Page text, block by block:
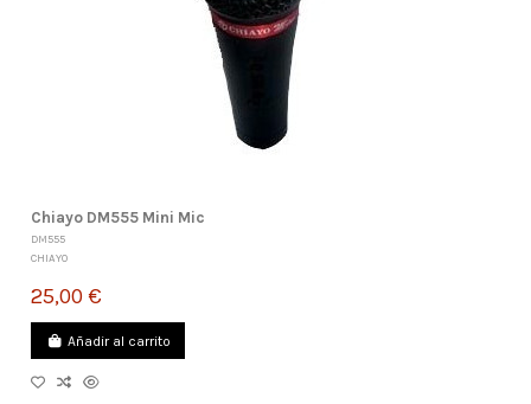
Chiayo DM555 Mini Mic
DM555
CHIAYO
25,00 €
Añadir al carrito